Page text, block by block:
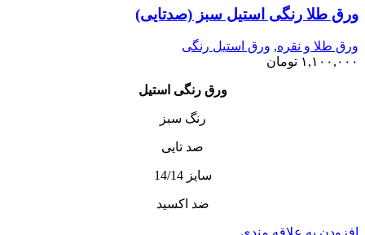
ورق طلا رنگی استیل سبز (صدتایی)
ورق طلا و نقره, ورق استیل رنگی
۱,۱۰۰,۰۰۰ تومان
ورق رنگی استیل
رنگ‌ سبز
صد تایی
سایز 14/14
ضد اکسید